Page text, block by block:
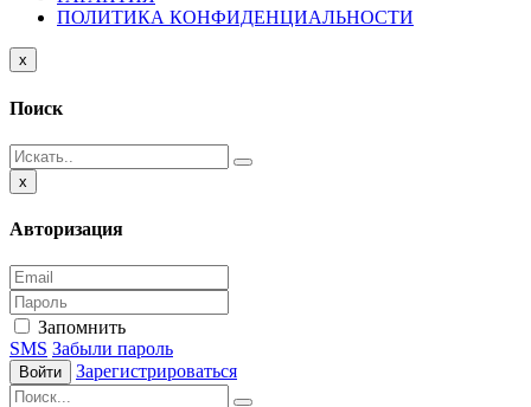
ПОЛИТИКА КОНФИДЕНЦИАЛЬНОСТИ
x
Поиск
x
Авторизация
Запомнить
SMS Забыли пароль
Войти Зарегистрироваться